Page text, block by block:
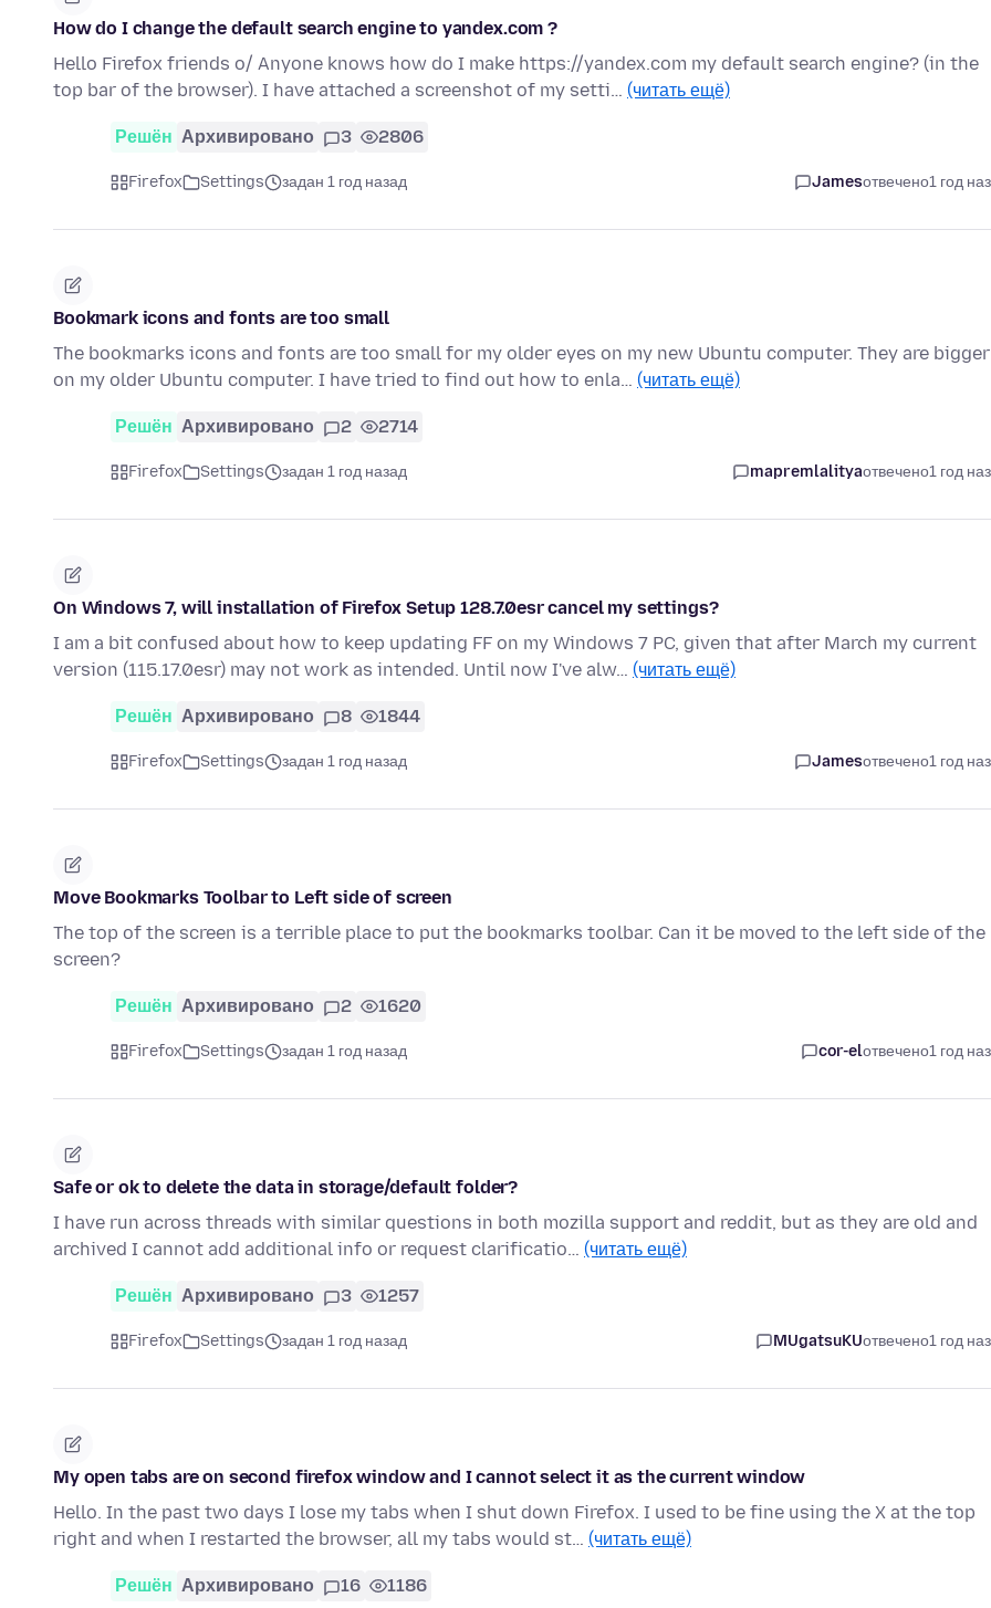
How do I change the default search engine to yandex.com ?
Hello Firefox friends o/ Anyone knows how do I make https://yandex.com my default search engine? (in the
top bar of the browser). I have attached a screenshot of my setti… (читать ещё)
Решён Архивировано 3 2806
Firefox Settings задан 1 год назад Jamesотвечено1 год
Bookmark icons and fonts are too small
The bookmarks icons and fonts are too small for my older eyes on my new Ubuntu computer. They are bigger
on my older Ubuntu computer. I have tried to find out how to enla… (читать ещё)
Решён Архивировано 2 2714
Firefox Settings задан 1 год назад mapremlalityaотвечено1 год
On Windows 7, will installation of Firefox Setup 128.7.0esr cancel my settings?
I am a bit confused about how to keep updating FF on my Windows 7 PC, given that after March my current
version (115.17.0esr) may not work as intended. Until now I've alw… (читать ещё)
Решён Архивировано 8 1844
Firefox Settings задан 1 год назад Jamesотвечено1 год
Move Bookmarks Toolbar to Left side of screen
The top of the screen is a terrible place to put the bookmarks toolbar. Can it be moved to the left side of the
screen?
Решён Архивировано 2 1620
Firefox Settings задан 1 год назад cor-elотвечено1 год
Safe or ok to delete the data in storage/default folder?
I have run across threads with similar questions in both mozilla support and reddit, but as they are old and
archived I cannot add additional info or request clarificatio… (читать ещё)
Решён Архивировано 3 1257
Firefox Settings задан 1 год назад MUgatsuKUотвечено1 год
My open tabs are on second firefox window and I cannot select it as the current window
Hello. In the past two days I lose my tabs when I shut down Firefox. I used to be fine using the X at the top
right and when I restarted the browser, all my tabs would st… (читать ещё)
Решён Архивировано 16 1186